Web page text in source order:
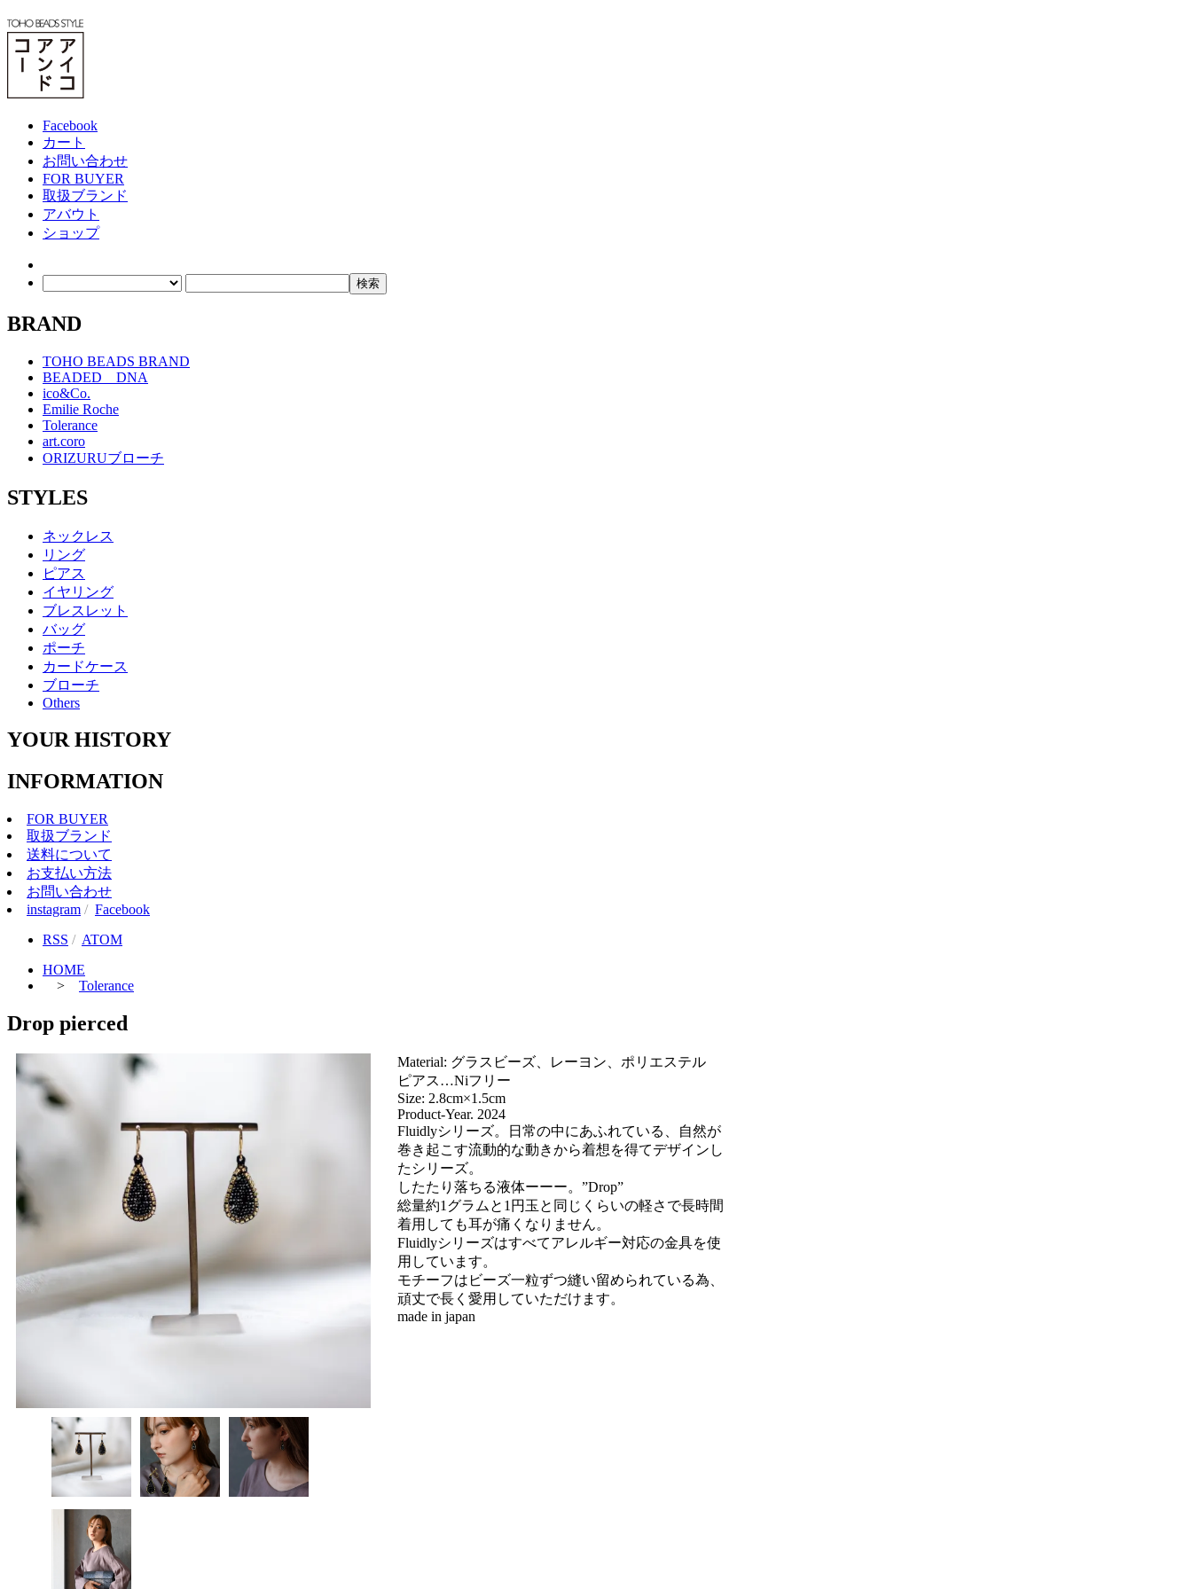
Facebook
カート
お問い合わせ
FOR BUYER
取扱ブランド
アバウト
ショップ
BRAND
TOHO BEADS BRAND
BEADED DNA
ico&Co.
Emilie Roche
Tolerance
art.coro
ORIZURUブローチ
STYLES
ネックレス
リング
ピアス
イヤリング
ブレスレット
バッグ
ポーチ
カードケース
ブローチ
Others
YOUR HISTORY
INFORMATION
FOR BUYER
取扱ブランド
送料について
お支払い方法
お問い合わせ
instagram / Facebook
RSS / ATOM
HOME
> Tolerance
Drop pierced
Material: グラスビーズ、レーヨン、ポリエステル
ピアス…Niフリー
Size: 2.8cm×1.5cm
Product-Year. 2024
Fluidlyシリーズ。日常の中にあふれている、自然が
巻き起こす流動的な動きから着想を得てデザインし
たシリーズ。
したたり落ちる液体ーーー。”Drop”
総量約1グラムと1円玉と同じくらいの軽さで長時間
着用しても耳が痛くなりません。
Fluidlyシリーズはすべてアレルギー対応の金具を使
用しています。
モチーフはビーズ一粒ずつ縫い留められている為、
頑丈で長く愛用していただけます。
made in japan